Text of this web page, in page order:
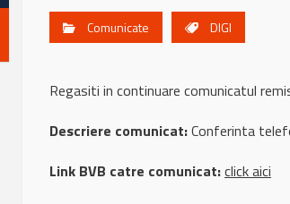
Comunicate DIGI
Regasiti in continuare comunicatul
Descriere comunicat:Conferinta
Link BVB catre comunicat:click aici